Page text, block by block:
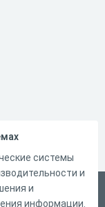
системы
и
и
информации.